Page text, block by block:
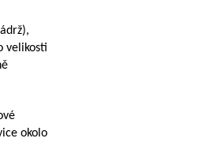
velikosti
okolo